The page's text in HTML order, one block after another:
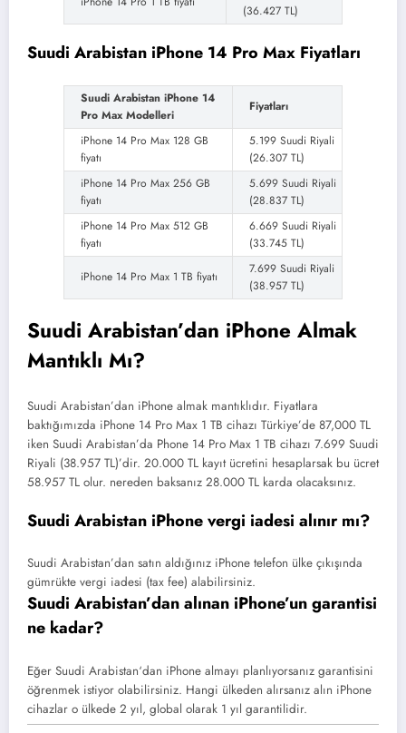
(36.427 TL)
Suudi Arabistan iPhone 14 Pro Max Fiyatları
Suudi Arabistan iPhone 14
Pro Max Modelleri
Fiyatları
iPhone 14 Pro Max 128 GB
fiyatı
5.199 Suudi Riyali
(26.307 TL)
iPhone 14 Pro Max 256 GB
fiyatı
5.699 Suudi Riyali
(28.837 TL)
iPhone 14 Pro Max 512 GB
fiyatı
6.669 Suudi Riyali
(33.745 TL)
iPhone 14 Pro Max 1 TB fiyatı
7.699 Suudi Riyali
(38.957 TL)
Suudi Arabistan’dan iPhone Almak
Mantıklı Mı?
Suudi Arabistan’dan iPhone almak mantıklıdır. Fiyatlara
baktığımızda iPhone 14 Pro Max 1 TB cihazı Türkiye’de 87,000 TL
iken Suudi Arabistan’da Phone 14 Pro Max 1 TB cihazı 7.699 Suudi
Riyali (38.957 TL)’dir. 20.000 TL kayıt ücretini hesaplarsak bu ücret
58.957 TL olur. nereden baksanız 28.000 TL karda olacaksınız.
Suudi Arabistan iPhone vergi iadesi alınır mı?
Suudi Arabistan’dan satın aldığınız iPhone telefon ülke çıkışında
gümrükte vergi iadesi (tax fee) alabilirsiniz.
Suudi Arabistan’dan alınan iPhone’un garantisi
ne kadar?
Eğer Suudi Arabistan‘dan iPhone almayı planlıyorsanız garantisini
öğrenmek istiyor olabilirsiniz. Hangi ülkeden alırsanız alın iPhone
cihazlar o ülkede 2 yıl, global olarak 1 yıl garantilidir.